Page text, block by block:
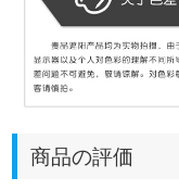
商品の評価